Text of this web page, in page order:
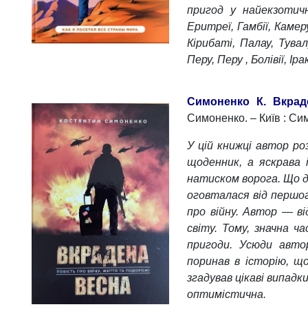
пригод у
Еритреї, Гамбії,
Кірибаті, Палау,
Перу, Перу , Болівії,
Симоненко К.
Симоненко. – Київ :
У цій книжці автор
щоденник, а яскрава
натиском ворога. Що
оговталася від
про війну. Автор —
світу. Тому, значна
пригоди. Усюди
поринав в історію,
згадував цікаві
оптимістична.